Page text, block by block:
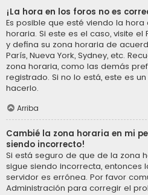
¡La hora en los foros no es
Es posible que esté viendo la
horaria. Si este es el caso, visite
y defina su zona horaria de
París, Nueva York, Sydney, etc.
zona horaria, como las demás
registrado. Si no lo está, este es
hacerlo.
Arriba
Cambié la zona horaria en mi
siendo incorrecto!
Si está seguro de que de la zona
sigue siendo incorrecta, entonces
servidor es errónea. Por favor
Administración para corregir el